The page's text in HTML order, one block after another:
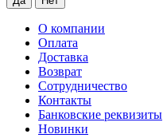
О компании
Оплата
Доставка
Возврат
Сотрудничество
Контакты
Банковские реквизиты
Новинки